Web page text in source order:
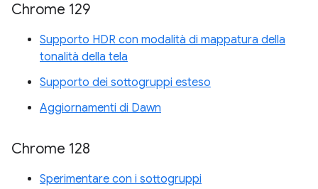
Chrome 129
Supporto HDR con modalità di mappatura della
tonalità della tela
Supporto dei sottogruppi esteso
Aggiornamenti di Dawn
Chrome 128
Sperimentare con i sottogruppi